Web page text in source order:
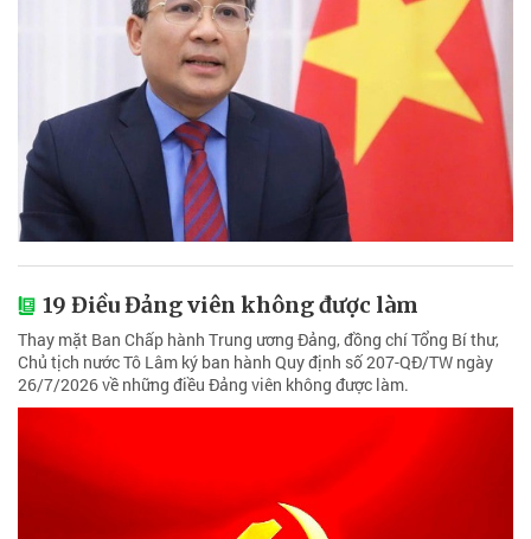
19 Điều Đảng viên không được làm
Thay mặt Ban Chấp hành Trung ương Đảng, đồng chí Tổng Bí thư,
Chủ tịch nước Tô Lâm ký ban hành Quy định số 207-QĐ/TW ngày
26/7/2026 về những điều Đảng viên không được làm.